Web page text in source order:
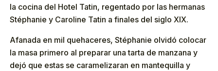
la cocina del Hotel Tatin, regentado por las hermanas
Stéphanie y Caroline Tatin a finales del siglo XIX.
Afanada en mil quehaceres, Stéphanie olvidó colocar
la masa primero al preparar una tarta de manzana y
dejó que estas se caramelizaran en mantequilla y